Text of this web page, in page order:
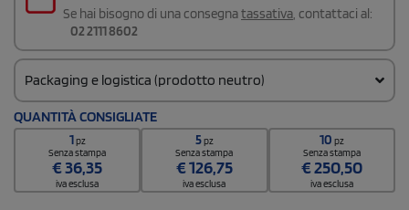
Se hai bisogno di una consegnatassativa, contattaci al:
02 2111 8602
Packaging e logistica (prodotto neutro)
Codice doganale
3401 3000
Quantità per scatola
QUANTITÀ CONSIGLIATE
1pz
Senza stampa
€36,35
iva esclusa
5pz
Senza stampa
€126,75
iva esclusa
10 pz
Senza stampa
€250,50
iva esclusa